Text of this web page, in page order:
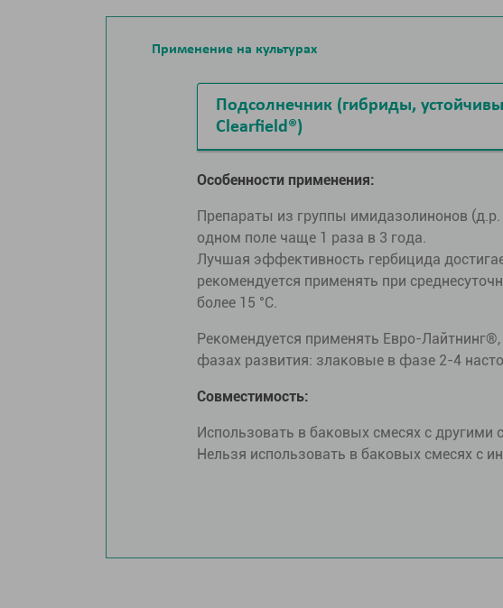
Применение на культурах
Подсолнечник (гибриды,
Clearfield®)
Особенности применения:
Препараты из группы имидазолинонов
одном поле чаще 1 раза в 3 года.
Лучшая эффективность гербицида
рекомендуется применять при
более 15 °С.
Рекомендуется применять Евро-
фазах развития: злаковые в фазе 2-4
Совместимость:
Использовать в баковых смесях с
Нельзя использовать в баковых смесях с